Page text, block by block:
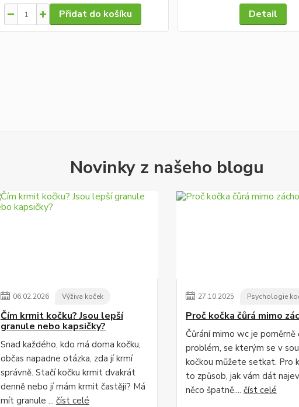
Přidat do košíku Detail
Novinky z našeho blogu
06.02.2026 Výživa koček
Čím krmit kočku? Jsou lepší
granule nebo kapsičky?
Snad každého, kdo má doma kočku,
občas napadne otázka, zda jí krmí
správně. Stačí kočku krmit dvakrát
denně nebo jí mám krmit častěji? Má
mít granule ... číst celé
27.10.2025 Psychologie
Proč kočka čůrá mimo
Čůrání mimo wc je poměrně
problém, se kterým se v
kočkou můžete setkat. Pro
to způsob, jak vám dát
něco špatně.... číst celé